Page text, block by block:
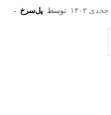
توسط پل‌سرخ -